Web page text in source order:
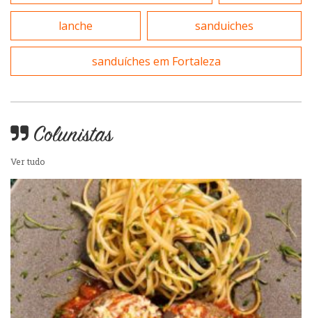
Sobremesas e sorvetes
lanche sanduiches
sanduíches em Fortaleza
Colunistas
Ver tudo